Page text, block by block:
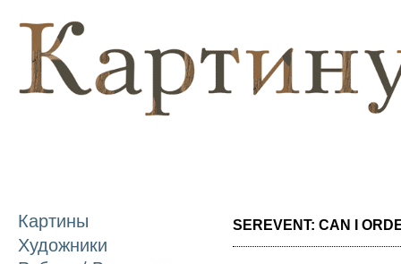
Картины
Художники
SEREVENT: CAN I